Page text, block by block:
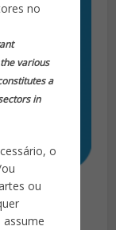
no
various
a
in
o
ou